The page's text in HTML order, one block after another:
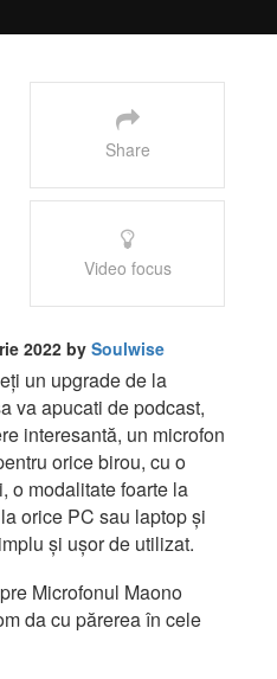
Share
Video focus
2022 by Soulwise
un upgrade de la
va apucati de podcast,
interesantă, un microfon
orice birou, cu o
o modalitate foarte la
orice PC sau laptop și
și ușor de utilizat.
Microfonul Maono
da cu părerea în cele